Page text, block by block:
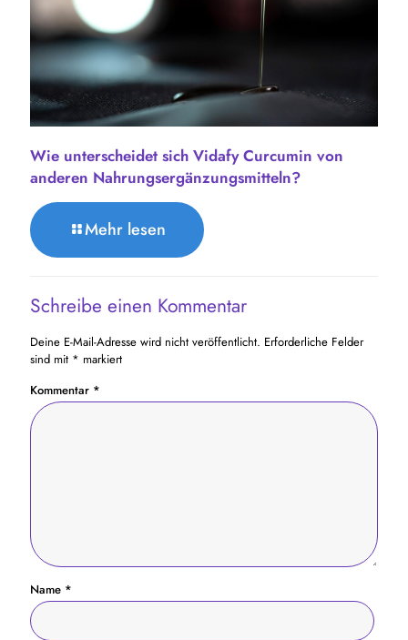
Wie unterscheidet sich Vidafy Curcumin von
anderen Nahrungsergänzungsmitteln?
Mehr lesen
Schreibe einen Kommentar
Deine E-Mail-Adresse wird nicht veröffentlicht. Erforderliche Felder
sind mit * markiert
Kommentar *
Name *